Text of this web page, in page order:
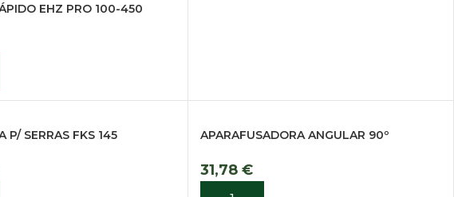
EHZ PRO 100-450
P/ SERRAS FKS 145 APARAFUSADORA ANGULAR 90º
31,78 €